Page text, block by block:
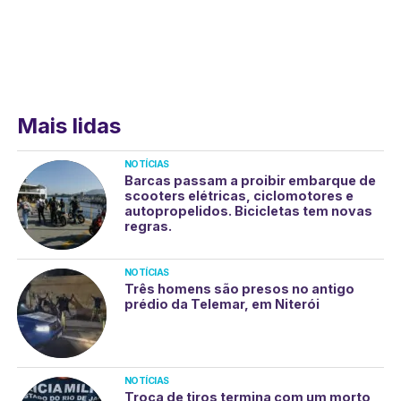
Mais lidas
NOTÍCIAS
Barcas passam a proibir embarque de
scooters elétricas, ciclomotores e
autopropelidos. Bicicletas tem novas
regras.
NOTÍCIAS
Três homens são presos no antigo
prédio da Telemar, em Niterói
NOTÍCIAS
Troca de tiros termina com um morto